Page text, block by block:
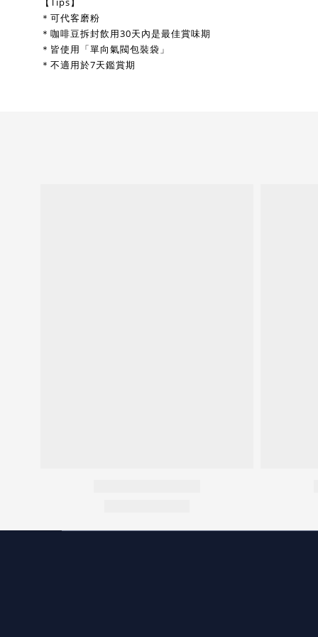
＊可代客磨粉
＊咖啡豆拆封飲用30天內是最佳賞味期
＊皆使用「單向氣閥包裝袋」
＊不適用於7天鑑賞期